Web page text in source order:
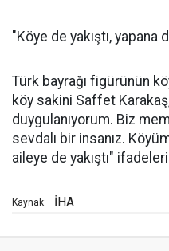
"Köye de yakıştı, yapana
Türk bayrağı figürünün
köy sakini Saffet
duygulanıyorum. Biz
sevdalı bir insanız.
aileye de yakıştı"
Kaynak: İHA